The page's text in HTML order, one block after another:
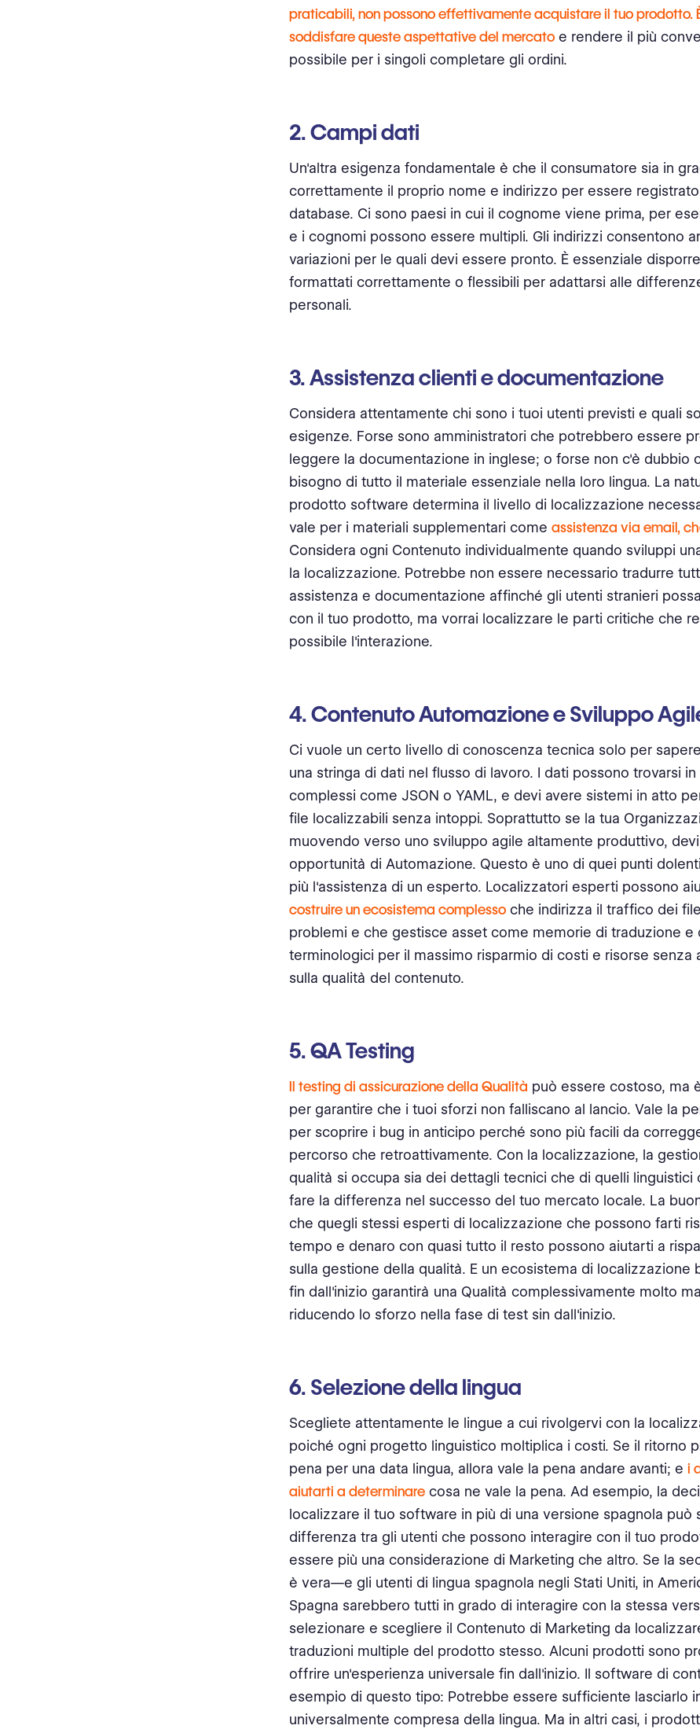
praticabili, non possono effettivamente acquistare il tuo prodotto.
soddisfare queste aspettative del mercato e rendere il più
possibile per i singoli completare gli ordini.
2. Campi dati
Un'altra esigenza fondamentale è che il consumatore sia in
correttamente il proprio nome e indirizzo per essere
database. Ci sono paesi in cui il cognome viene prima, per
e i cognomi possono essere multipli. Gli indirizzi consentono
variazioni per le quali devi essere pronto. È essenziale
formattati correttamente o flessibili per adattarsi alle
personali.
3. Assistenza clienti e documentazione
Considera attentamente chi sono i tuoi utenti previsti e quali
esigenze. Forse sono amministratori che potrebbero essere
leggere la documentazione in inglese; o forse non c'è dubbio
bisogno di tutto il materiale essenziale nella loro lingua. La
prodotto software determina il livello di localizzazione
vale per i materiali supplementari come assistenza via email,
Considera ogni Contenuto individualmente quando sviluppi
la localizzazione. Potrebbe non essere necessario tradurre
assistenza e documentazione affinché gli utenti stranieri
con il tuo prodotto, ma vorrai localizzare le parti critiche che
possibile l'interazione.
4. Contenuto Automazione e Sviluppo
Ci vuole un certo livello di conoscenza tecnica solo per
una stringa di dati nel flusso di lavoro. I dati possono trovarsi
complessi come JSON o YAML, e devi avere sistemi in atto
file localizzabili senza intoppi. Soprattutto se la tua
muovendo verso uno sviluppo agile altamente produttivo,
opportunità di Automazione. Questo è uno di quei punti
più l'assistenza di un esperto. Localizzatori esperti possono
costruire un ecosistema complesso che indirizza il traffico dei
problemi e che gestisce asset come memorie di traduzione e
terminologici per il massimo risparmio di costi e risorse senza
sulla qualità del contenuto.
5. QA Testing
Il testing di assicurazione della Qualità può essere costoso, ma
per garantire che i tuoi sforzi non falliscano al lancio. Vale la
per scoprire i bug in anticipo perché sono più facili da
percorso che retroattivamente. Con la localizzazione, la
qualità si occupa sia dei dettagli tecnici che di quelli linguistici
fare la differenza nel successo del tuo mercato locale. La
che quegli stessi esperti di localizzazione che possono farti
tempo e denaro con quasi tutto il resto possono aiutarti a
sulla gestione della qualità. E un ecosistema di localizzazione
fin dall'inizio garantirà una Qualità complessivamente molto
riducendo lo sforzo nella fase di test sin dall'inizio.
6. Selezione della lingua
Scegliete attentamente le lingue a cui rivolgervi con la
poiché ogni progetto linguistico moltiplica i costi. Se il ritorno
pena per una data lingua, allora vale la pena andare avanti; e i
aiutarti a determinare cosa ne vale la pena. Ad esempio, la
localizzare il tuo software in più di una versione spagnola può
differenza tra gli utenti che possono interagire con il tuo
essere più una considerazione di Marketing che altro. Se la
è vera—e gli utenti di lingua spagnola negli Stati Uniti, in
Spagna sarebbero tutti in grado di interagire con la stessa
selezionare e scegliere il Contenuto di Marketing da
traduzioni multiple del prodotto stesso. Alcuni prodotti sono
offrire un'esperienza universale fin dall'inizio. Il software di
esempio di questo tipo: Potrebbe essere sufficiente lasciarlo
universalmente compresa della lingua. Ma in altri casi, i